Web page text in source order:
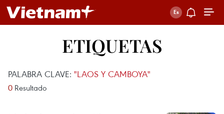
ETIQUETAS
PALABRA CLAVE: "LAOS Y CAMBOYA"
0 Resultado